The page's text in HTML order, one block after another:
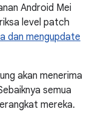
Android Mei
level patch
dan mengupdate
akan menerima
semua
mereka.